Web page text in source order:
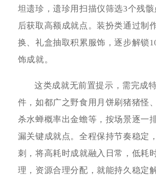
坦遗珍，遗珍用扫描仪筛选3个残
后获取高额成就点。装扮类通过制
换、礼盒抽取积累服饰，逐步解锁
饰成就。
这类成就无前置提示，需完成
件，如都广之野食用月饼刷猪猪怪
杀水蝉概率出金蟾等，按场景逐一
漏关键成就点。全程保持节奏稳定
刺，将高耗时成就融入日常，低耗
理，资源合理分配，就能持久稳定